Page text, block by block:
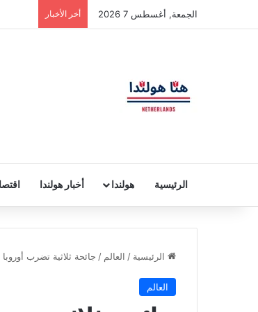
الجمعة, أغسطس 7 2026 أخر الأخبار
الرئيسية هولندا أخبار هولندا
الرئيسية / العالم / جائحة ثلاثية تضرب
العالم